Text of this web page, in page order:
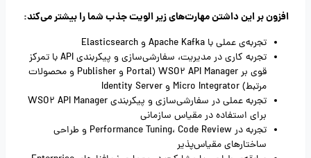
افزون بر این داشتن مهارت‌های زیر الویت جذب شما را بیشتر می‌کند:
تجربه‌ی عملی با Apache Kafka و Elasticsearch
تجربه کاری در مدیریت، سفارشی‌سازی و پیکربندی API با تمرکز
قوی بر WSO2 API Manager (Portal و Publisher و محصولات
مرتبط) Micro Integrator و Identity Server
تجربه عملی در سفارشی‌سازی و پیکربندی WSO2 API Manager
برای استفاده در مقیاس سازمانی
تجربه در Performance Tuning، Code Review و طراحی
ساختارهای مقیاس‌پذیر